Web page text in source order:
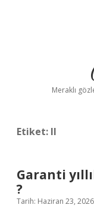
Meraklı
Etiket: ll
Garanti
?
Tarih: Haziran 23, 2026